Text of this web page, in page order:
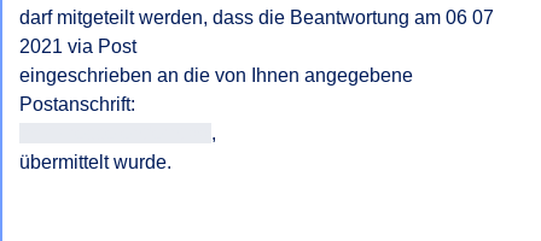
darf mitgeteilt werden, dass die Beantwortung am 06 07
2021 via Post
eingeschrieben an die von Ihnen angegebene
,
übermittelt wurde.